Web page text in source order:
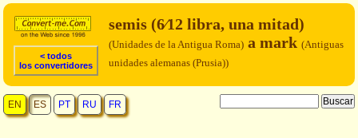
< todos
los convertidores
semis (6⁄12 libra, una mitad)
(Unidades de la Antigua Roma) a mark (Antiguas
unidades alemanas (Prusia))
EN ES PT RU FR